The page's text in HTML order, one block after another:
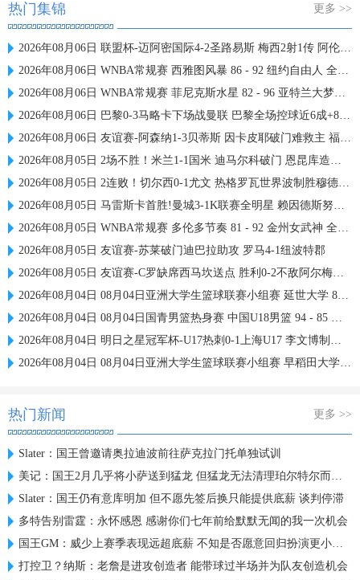
热门集锦 更多 >>
2026年08月06日 联盟杯-迈阿密国际4-2圣路易斯 梅西2射1传 阿伦助攻戴帽
2026年08月06日 WNBA常规赛 西雅图风暴 86 - 92 纽约自由人 全场集锦
2026年08月06日 WNBA常规赛 菲尼克斯水星 82 - 96 亚特兰大梦想 全场集锦
2026年08月06日 巴黎0-3马略卡下场战曼联 巴黎全场控球近6成+8射3正未果
2026年08月06日 友谊赛-阿森纳1-3贝蒂斯 因卡皮耶破门难救主 福纳尔斯1射2传
2026年08月05日 2场不胜！米兰1-1国米 迪马尔科破门 恩昆库造点+点射拉莫斯登场
2026年08月05日 2连败！切尔西0-1尤文 热格罗瓦世界波制胜穆德里克时隔614天复出
2026年08月05日 马雷斯卡首胜!曼城3-1K联赛全明星 赖因德斯努里破门塞梅尼奥助攻
2026年08月05日 WNBA常规赛 多伦多节奏 81 - 92 金州女武神 全场集锦
2026年08月05日 友谊赛-苏莱破门迪巴拉助攻 罗马4-1纽波特郡
2026年08月05日 友谊赛-C罗缺席西马坎送点 胜利0-2不敌阿尔梅里亚
2026年08月04日 08月04日亚洲大学生篮球联赛小组赛 延世大学 82 - 83 北京大学 集锦
2026年08月04日 08月04日国青男篮热身赛 中国U18男篮 94 - 85 加拿大大卫·安篮球学院 集锦
2026年08月04日 明日之星冠军杯-U17热刺0-1上海U17 李文博制胜球
2026年08月04日 08月04日亚洲大学生篮球联赛小组赛 早稻田大学 71 - 86 清华大学 集锦
热门新闻 更多 >>
Slater：国王曾邀请奥拉迪波前往萨克拉门托单独试训
美记：国王2月几乎将小萨送到猛龙 但猛龙无法清理珀尔特尔而告吹
Slater：国王仍有意库明加 但不愿先签后换只能提供底薪 谈判停滞
多特告别雷霆：永怀感恩 感谢你们七年前给默默无闻的我一次机会
国王GM：威少上赛季表现远超底薪 不知是否愿意回归扮演更小角色
打控卫？纳斯：老詹是进攻创造者 能带球过半场并为队友创造机会